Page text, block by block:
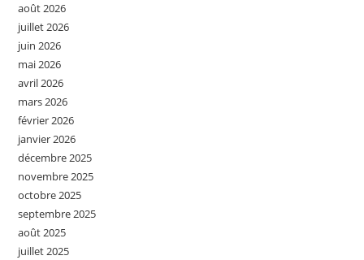
août 2026
juillet 2026
juin 2026
mai 2026
avril 2026
mars 2026
février 2026
janvier 2026
décembre 2025
novembre 2025
octobre 2025
septembre 2025
août 2025
juillet 2025